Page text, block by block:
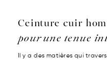
Ceinture cuir
pour une tenue
Il y a des matières qui